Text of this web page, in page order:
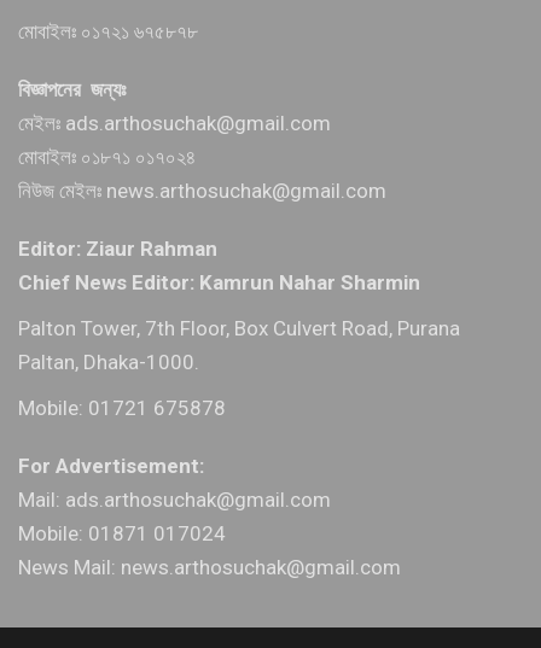
মোবাইলঃ ০১৭২১ ৬৭৫৮৭৮
বিজ্ঞাপনের জন্যঃ
মেইলঃ ads.arthosuchak@gmail.com
মোবাইলঃ ০১৮৭১ ০১৭০২৪
নিউজ মেইলঃ news.arthosuchak@gmail.com
Editor: Ziaur Rahman
Chief News Editor: Kamrun Nahar Sharmin
Palton Tower, 7th Floor, Box Culvert Road, Purana
Paltan, Dhaka-1000.
Mobile: 01721 675878
For Advertisement:
Mail: ads.arthosuchak@gmail.com
Mobile: 01871 017024
News Mail: news.arthosuchak@gmail.com